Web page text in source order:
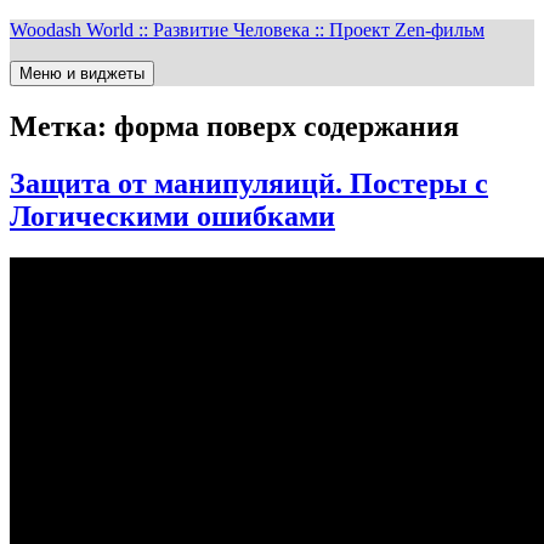
Перейти
содержимому
Woodash World :: Развитие Человека :: Проект Zen-фильм
Меню и виджеты
Метка: форма поверх содержания
Защита от манипуляицй. Постеры с
Логическими ошибками